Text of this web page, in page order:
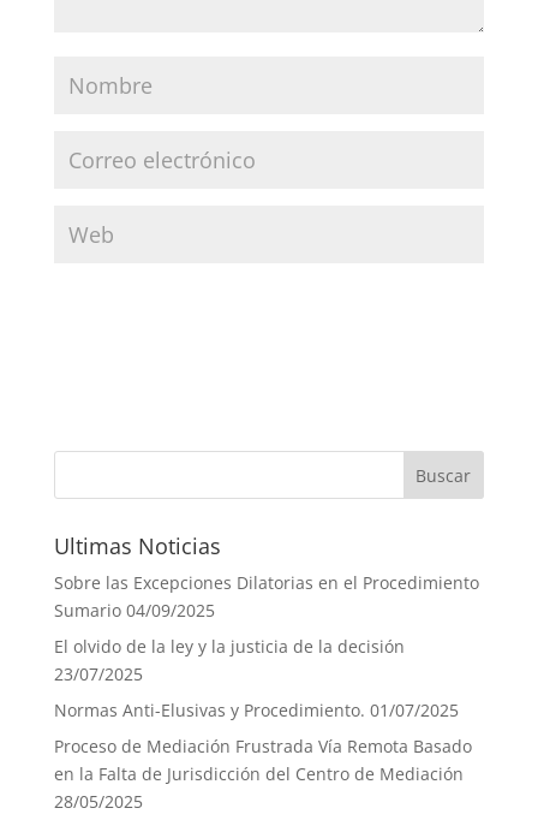
Ultimas Noticias
Sobre las Excepciones Dilatorias en el Procedimiento
Sumario 04/09/2025
El olvido de la ley y la justicia de la decisión
23/07/2025
Normas Anti-Elusivas y Procedimiento. 01/07/2025
Proceso de Mediación Frustrada Vía Remota Basado
en la Falta de Jurisdicción del Centro de Mediación
28/05/2025